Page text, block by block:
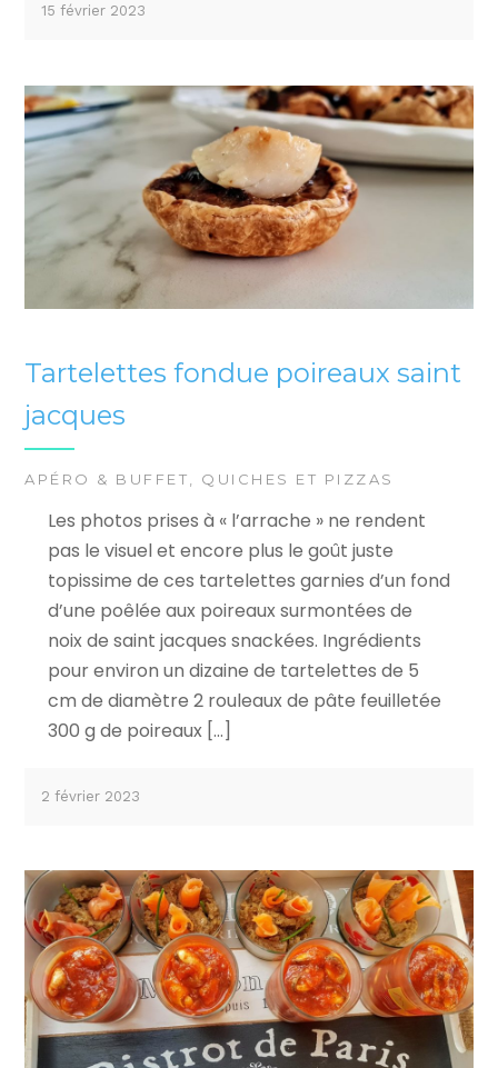
15 février 2023
Tartelettes fondue poireaux saint
jacques
APÉRO & BUFFET QUICHES ET PIZZAS
Les photos prises à « l’arrache » ne rendent
pas le visuel et encore plus le goût juste
topissime de ces tartelettes garnies d’un fond
d’une poêlée aux poireaux surmontées de
noix de saint jacques snackées. Ingrédients
pour environ un dizaine de tartelettes de 5
cm de diamètre 2 rouleaux de pâte feuilletée
300 g de poireaux […]
2 février 2023